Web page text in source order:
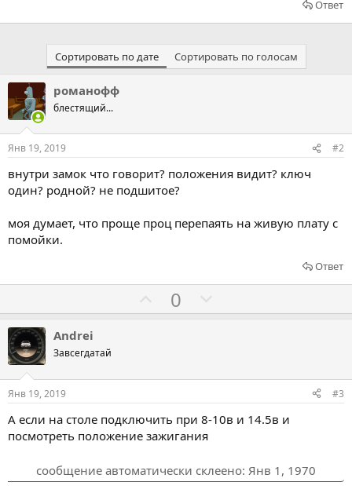
Ответ
Сортировать по дате Сортировать по голосам
романофф
блестящий...
Янв 19, 2019 #2
внутри замок что говорит? положения видит? ключ
один? родной? не подшитое?
моя думает, что проще проц перепаять на живую плату с
помойки.
Ответ
о
с
в
а
т
ь
з
0
о
с
в
а
ь
п
Andrei
Завсегдатай
Янв 19, 2019 #3
А если на столе подключить при 8-10в и 14.5в и
посмотреть положение зажигания
сообщение автоматически склеено: Янв 1, 1970